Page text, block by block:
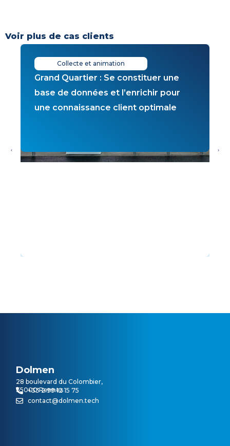
Voir plus de cas clients
Collecte et animation
Grand Quartier : Se constituer une
base de données et l’enrichir pour
une connaissance client optimale
Dolmen
28 boulevard du Colombier,
35000 Rennes
+33 2 99 12 15 75
contact@dolmen.tech